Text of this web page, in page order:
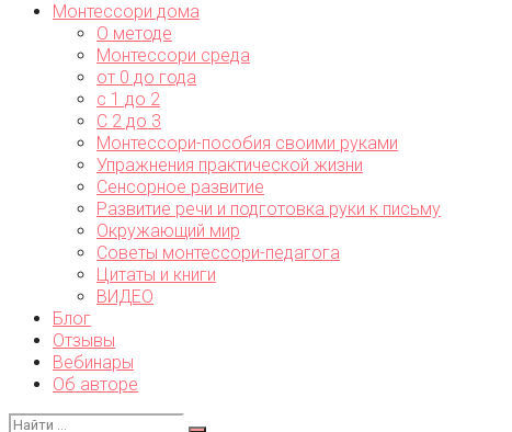
Монтессори дома
О методе
Монтессори среда
от 0 до года
с 1 до 2
С 2 до 3
Монтессори-пособия своими руками
Упражнения практической жизни
Сенсорное развитие
Развитие речи и подготовка руки к письму
Окружающий мир
Советы монтессори-педагога
Цитаты и книги
ВИДЕО
Блог
Отзывы
Вебинары
Об авторе